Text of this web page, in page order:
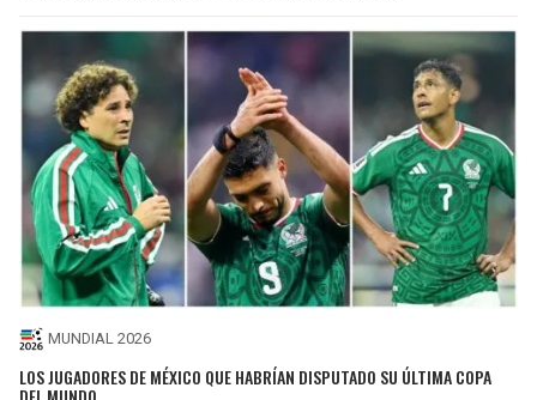
MUNDIAL 2026
LOS JUGADORES DE MÉXICO QUE HABRÍAN DISPUTADO SU ÚLTIMA COPA